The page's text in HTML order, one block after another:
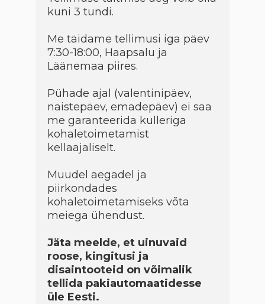
kuni 3 tundi.
Me täidame tellimusi iga päev
7:30-18:00, Haapsalu ja
Läänemaa piires.
Pühade ajal (valentinipäev,
naistepäev, emadepäev) ei saa
me garanteerida kulleriga
kohaletoimetamist
kellaajaliselt.
Muudel aegadel ja
piirkondades
kohaletoimetamiseks võta
meiega ühendust.
Jäta meelde, et uinuvaid
roose, kingitusi ja
disaintooteid on võimalik
tellida pakiautomaatidesse
üle Eesti.